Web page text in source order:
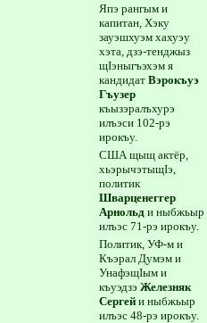
Япэ рангым и
капитан, Хэку
зауэшхуэм хахуэу
хэта, дзэ-тенджыз
щIэныгъэхэм я
кандидатВэрокъуэ
Гъузер
къызэралъхурэ
илъэси 102-рэ
ирокъу.
США щыщ актёр,
хьэрычэтыщIэ,
политик
Шварценеггер
Арнольд и ныбжьыр
илъэс 71-рэ ирокъу.
Политик, УФ-м и
Къэрал Думэм и
УнафэщIым и
къуэдзэЖелезняк
Сергей и ныбжьыр
илъэс 48-рэ ирокъу.